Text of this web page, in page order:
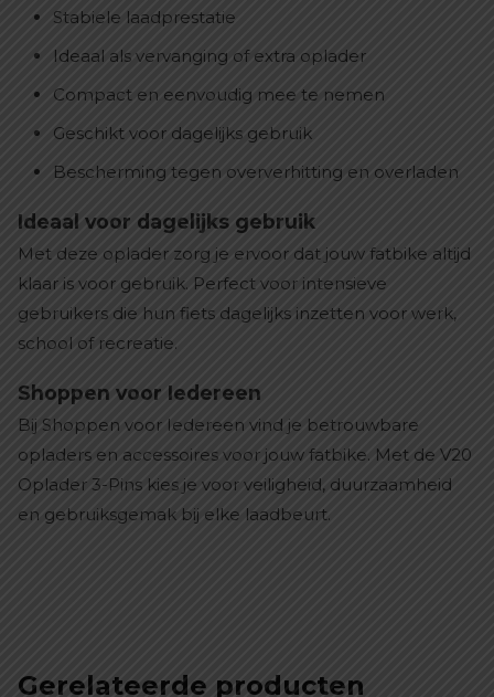
Stabiele laadprestatie
Ideaal als vervanging of extra oplader
Compact en eenvoudig mee te nemen
Geschikt voor dagelijks gebruik
Bescherming tegen oververhitting en overladen
Ideaal voor dagelijks gebruik
Met deze oplader zorg je ervoor dat jouw fatbike altijd
klaar is voor gebruik. Perfect voor intensieve
gebruikers die hun fiets dagelijks inzetten voor werk,
school of recreatie.
Shoppen voor Iedereen
Bij Shoppen voor Iedereen vind je betrouwbare
opladers en accessoires voor jouw fatbike. Met de V20
Oplader 3-Pins kies je voor veiligheid, duurzaamheid
en gebruiksgemak bij elke laadbeurt.
Gerelateerde producten